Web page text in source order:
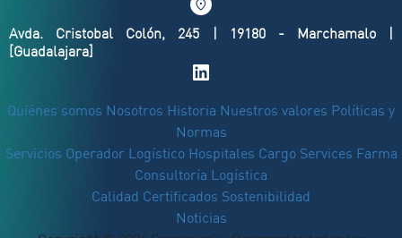
Avda. Cristobal Colón, 245 | 19180 - Marchamalo |
[Guadalajara]
Quiénes somos Nosotros Historia Nuestros valores Políticas y
Normas
Servicios Operador Logístico Hospitales Cargo Services Farma
Consultoría Logística
Calidad Certificados Sostenibilidad
Noticias